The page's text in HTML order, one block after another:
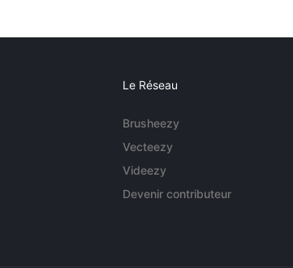
Le Réseau
Brusheezy
Vecteezy
Videezy
Devenir contributeur